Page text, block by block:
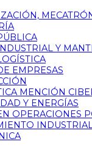
Y
EMPRESAS
MENCIÓN
Y ENERGÍAS
OPERACIONES